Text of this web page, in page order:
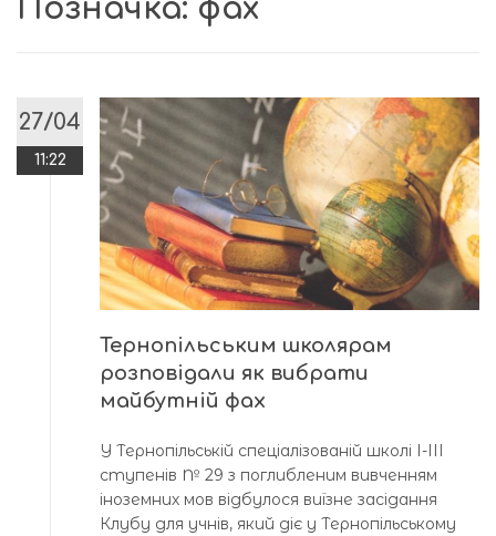
Позначка: фах
27/04
11:22
Тернопільським школярам
розповідали як вибрати
майбутній фах
У Тернопільській спеціалізованій школі І-ІІІ
ступенів № 29 з поглибленим вивченням
іноземних мов відбулося виїзне засідання
Клубу для учнів, який діє у Тернопільському